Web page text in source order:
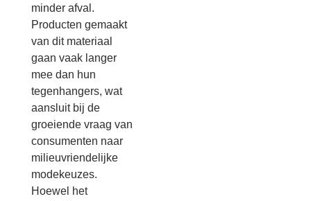
minder afval.
Producten gemaakt
van dit materiaal
gaan vaak langer
mee dan hun
tegenhangers, wat
aansluit bij de
groeiende vraag van
consumenten naar
milieuvriendelijke
modekeuzes.
Hoewel het